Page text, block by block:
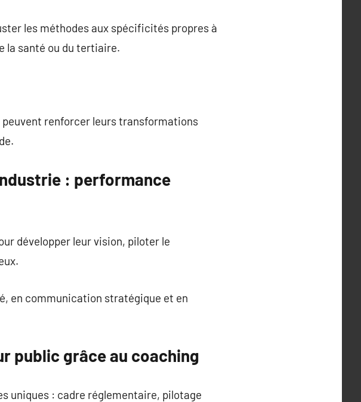
les méthodes aux spécificités propres à
la santé ou du tertiaire.
renforcer leurs transformations
: performance
développer leur vision, piloter le
en communication stratégique et en
public grâce au coaching
uniques : cadre réglementaire, pilotage